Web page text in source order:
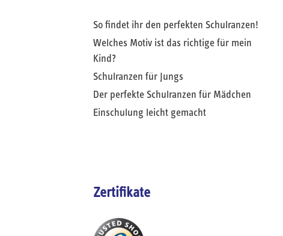
So findet ihr den perfekten Schulranzen!
Welches Motiv ist das richtige für mein
Kind?
Schulranzen für Jungs
Der perfekte Schulranzen für Mädchen
Einschulung leicht gemacht
Zertifikate